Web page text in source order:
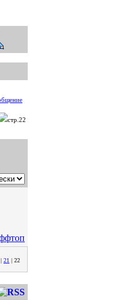
стр.22
| 21 | 22